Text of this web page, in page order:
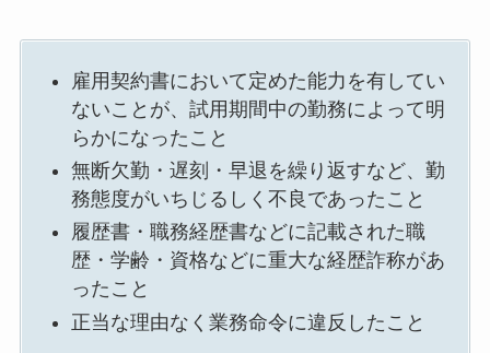
雇用契約書において定めた能力を有してい
ないことが、試用期間中の勤務によって明
らかになったこと
無断欠勤・遅刻・早退を繰り返すなど、勤
務態度がいちじるしく不良であったこと
履歴書・職務経歴書などに記載された職
歴・学齢・資格などに重大な経歴詐称があ
ったこと
正当な理由なく業務命令に違反したこと